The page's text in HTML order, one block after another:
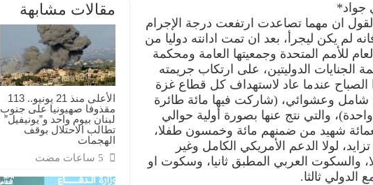
استئناف
حرب
الابادة
على
قطاع
غزة؟
مغلقة
مقالات مشابهة
الأعلى منذ 21 يونيو.. 113
مقذوفا صهيونيا على جنوب
لبنان بيوم واحد و”يونيفيل”
تطالب الاحتلال بوقف
الهجمات
جواد*
القول ان مهما تصاعدت ارتفعت درجة الإجرام
لم يكن ليجرأ، بعد ان تمت ادانته دوليا من
للأمم المتحدة وجمعيتها العامة ومحكمة
الجنايات الدوليتين، على ارتكاب جريمته
الصباح عندما عاد لاستهداف كل قطاع غزة
وعشوائي، (شاركت فيها مائة طائرة
والتي نتج عنها بصورة أولية حوالي
شهيد من ضمنهم مائة وخمسون طفلا،
لولا الدعم الأمريكي الكامل وغير
والسكوت العربي المطبق ثانيا، وسكوت او
الدولي ثالثا.